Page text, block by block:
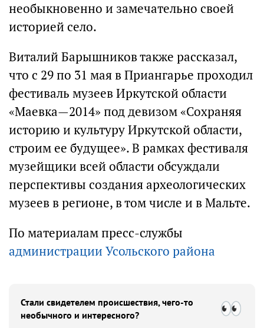
необыкновенно и замечательно своей
историей село.
Виталий Барышников также рассказал,
что с 29 по 31 мая в Приангарье проходил
фестиваль музеев Иркутской области
«Маевка—2014» под девизом «Сохраняя
историю и культуру Иркутской области,
строим ее будущее». В рамках фестиваля
музейщики всей области обсуждали
перспективы создания археологических
музеев в регионе, в том числе и в Мальте.
По материалам пресс-службы
администрации Усольского района
Стали свидетелем происшествия, чего-то
необычного и интересного?